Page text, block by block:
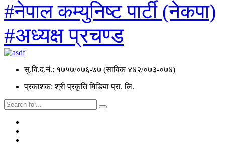
#नेपाल कम्युनिष्ट पार्टी (नेकपा)
#अध्यक्ष प्रचण्ड
सु.वि.द.नं.: १७५७/०७६-७७ (साविक ४४२/०७३-०७४)
प्रकाशक: श्री प्रकृति मिडिया प्रा. लि.